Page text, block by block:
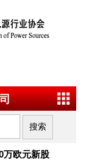
万欧元新股